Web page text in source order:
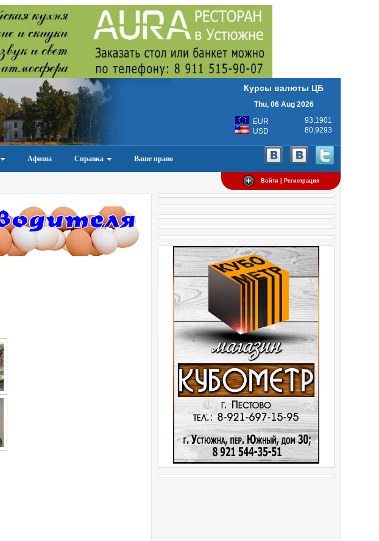
Курсы валюты ЦБ
Thu, 06 Aug 2026
EUR
93,1901
USD
80,9293
Афиша Справка Ваше право
Войти | Регистрация